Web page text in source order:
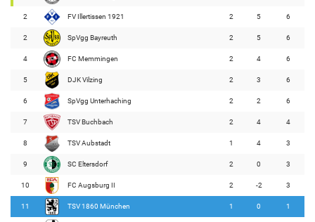
2 FV Illertissen 1921 2 5 6
2 SpVgg Bayreuth 2 5 6
4 FC Memmingen 2 4 6
5 DJK Vilzing 2 3 6
6 SpVgg Unterhaching 2 2 6
7 TSV Buchbach 2 4 4
8 TSV Aubstadt 1 4 3
9 SC Eltersdorf 2 0 3
10 FC Augsburg II 2 -2 3
11 TSV 1860 München 1 0 1